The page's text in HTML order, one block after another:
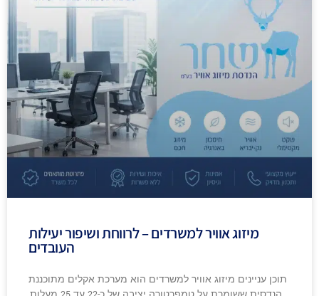
מיזוג אוויר למשרדים – לרווחת ושיפור יעילות
העובדים
תוכן עניינים מיזוג אוויר למשרדים הוא מערכת אקלים מתוכננת